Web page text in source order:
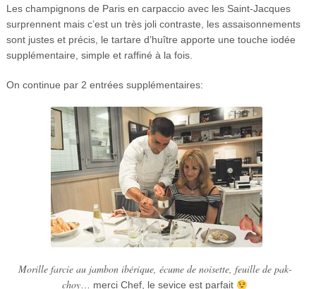
Les champignons de Paris en carpaccio avec les Saint-Jacques
surprennent mais c’est un très joli contraste, les assaisonnements
sont justes et précis, le tartare d’huître apporte une touche iodée
supplémentaire, simple et raffiné à la fois.
On continue par 2 entrées supplémentaires:
Morille farcie au jambon ibérique, écume de noisette, feuille de pak-
choy … merci Chef, le sevice est parfait